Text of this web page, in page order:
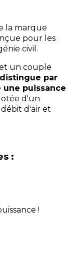
la marque
pour les
civil.
un couple
par
puissance
d'un
d'air et
:
!